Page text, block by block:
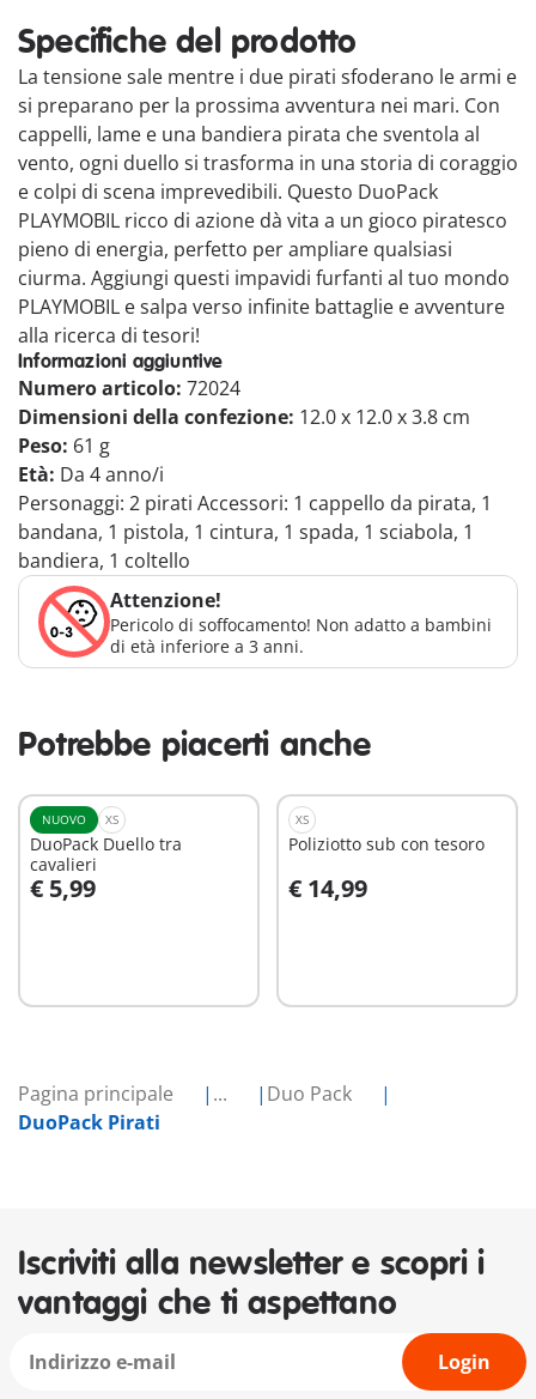
Pagina principale ...
Duo Pack
DuoPack Pirati
Specifiche del prodotto
La tensione sale mentre i due pirati sfoderano le armi e
si preparano per la prossima avventura nei mari. Con
cappelli, lame e una bandiera pirata che sventola al
vento, ogni duello si trasforma in una storia di coraggio
e colpi di scena imprevedibili. Questo DuoPack
PLAYMOBIL ricco di azione dà vita a un gioco piratesco
pieno di energia, perfetto per ampliare qualsiasi
ciurma. Aggiungi questi impavidi furfanti al tuo mondo
PLAYMOBIL e salpa verso infinite battaglie e avventure
alla ricerca di tesori!
Informazioni aggiuntive
Numero articolo: 72024
Dimensioni della confezione: 12.0 x 12.0 x 3.8 cm
Peso: 61 g
Età: Da 4 anno/i
Personaggi: 2 pirati Accessori: 1 cappello da pirata, 1
bandana, 1 pistola, 1 cintura, 1 spada, 1 sciabola, 1
bandiera, 1 coltello
Attenzione!
Pericolo di soffocamento! Non adatto a bambini
di età inferiore a 3 anni.
Potrebbe piacerti anche
NUOVO XS
DuoPack Duello tra
cavalieri
€ 5,99
Aggiungi al carrello
XS
Poliziotto sub con tesoro
€ 14,99
Aggiungi al carrello
Iscriviti alla newsletter e scopri i
vantaggi che ti aspettano
Login